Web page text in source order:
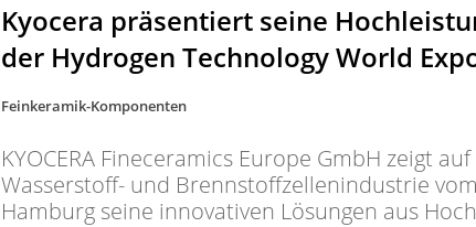
Kyocera präsentiert seine
der Hydrogen Technology World
Feinkeramik-Komponenten
KYOCERA Fineceramics Europe GmbH zeigt
Wasserstoff- und Brennstoffzellenindustrie
Hamburg seine innovativen Lösungen aus